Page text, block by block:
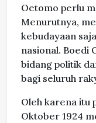
Oetomo perlu
Menurutnya,
kebudayaan
nasional. Boedi
bidang politik
bagi seluruh
Oleh karena itu
Oktober 1924